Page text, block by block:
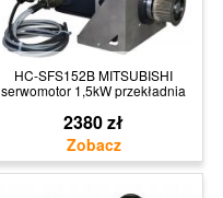
HC-SFS152B MITSUBISHI
serwomotor 1,5kW przekładnia
2380 zł